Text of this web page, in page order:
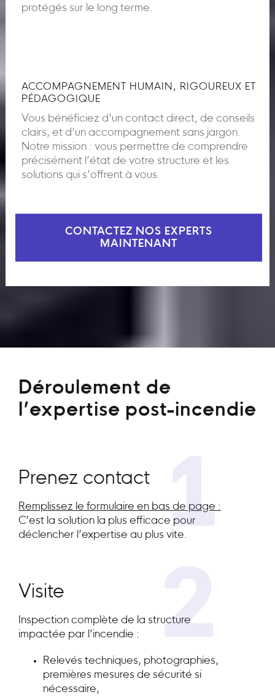
protégés sur le long terme.
ACCOMPAGNEMENT HUMAIN, RIGOUREUX ET
PÉDAGOGIQUE
Vous bénéficiez d’un contact direct, de conseils
clairs, et d’un accompagnement sans jargon.
Notre mission : vous permettre de comprendre
précisément l’état de votre structure et les
solutions qui s’offrent à vous.
CONTACTEZ NOS EXPERTS
MAINTENANT
Déroulement de
l’expertise post-incendie
1
Prenez contact
Remplissez le formulaire en bas de page :
C’est la solution la plus efficace pour
déclencher l’expertise au plus vite.
2
Visite
Inspection complète de la structure
impactée par l’incendie :
Relevés techniques, photographies,
premières mesures de sécurité si
nécessaire,